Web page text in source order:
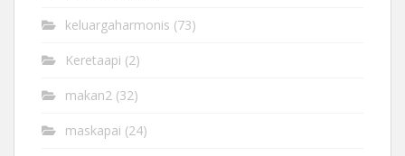
keluargaharmonis (73)
Keretaapi (2)
makan2 (32)
maskapai (24)